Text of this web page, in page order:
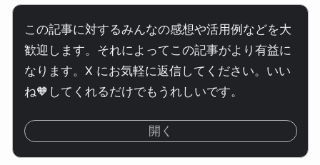
この記事に対するみんなの感想や活用例などを大
歓迎します。それによってこの記事がより有益に
なります。X にお気軽に返信してください。いい
ね🧡してくれるだけでもうれしいです。
開く